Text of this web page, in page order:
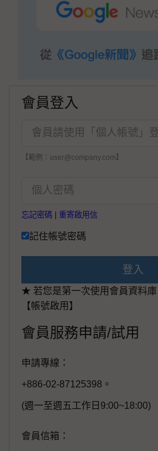
會員登入
【範例：user@company.com】
忘記密碼 重寄啟用信
記住帳號密碼
登入
★ 若您是第一次使用會員資料
【帳號啟用】
會員服務申請/試用
申請專線：
+886-02-87125398。
(週一至週五工作日9:00~18:00)
會員信箱：